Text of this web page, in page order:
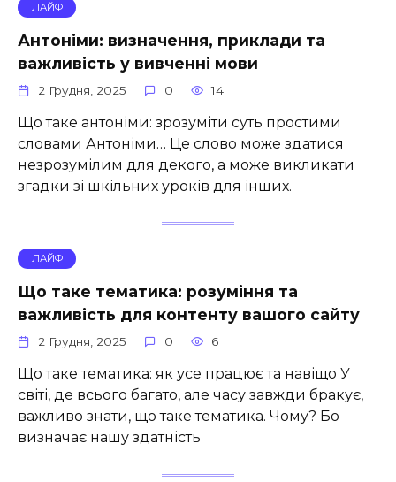
ЛАЙФ
Антоніми: визначення, приклади та
важливість у вивченні мови
2 Грудня, 2025 0 14
Що таке антоніми: зрозуміти суть простими
словами Антоніми… Це слово може здатися
незрозумілим для декого, а може викликати
згадки зі шкільних уроків для інших.
ЛАЙФ
Що таке тематика: розуміння та
важливість для контенту вашого сайту
2 Грудня, 2025 0 6
Що таке тематика: як усе працює та навіщо У
світі, де всього багато, але часу завжди бракує,
важливо знати, що таке тематика. Чому? Бо
визначає нашу здатність